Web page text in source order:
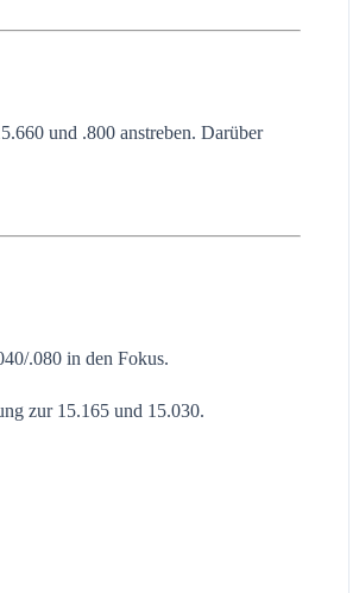
und .800 anstreben. Darüber
.080 in den Fokus.
zur 15.165 und 15.030.